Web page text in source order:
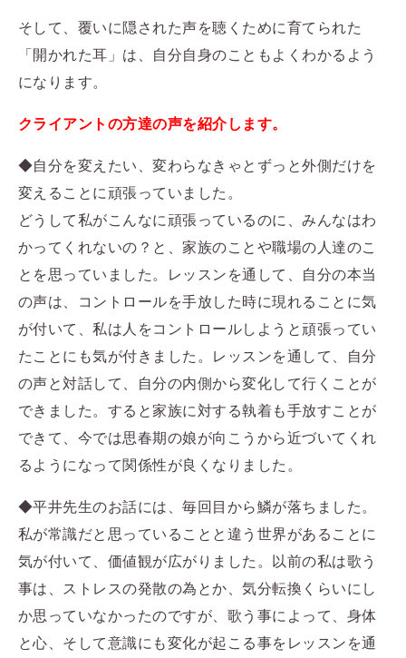
そして、覆いに隠された声を聴くために育てられた
「開かれた耳」は、自分自身のこともよくわかるよう
になります。
クライアントの方達の声を紹介します。
◆自分を変えたい、変わらなきゃとずっと外側だけを
変えることに頑張っていました。
どうして私がこんなに頑張っているのに、みんなはわ
かってくれないの？と、家族のことや職場の人達のこ
とを思っていました。レッスンを通して、自分の本当
の声は、コントロールを手放した時に現れることに気
が付いて、私は人をコントロールしようと頑張ってい
たことにも気が付きました。レッスンを通して、自分
の声と対話して、自分の内側から変化して行くことが
できました。すると家族に対する執着も手放すことが
できて、今では思春期の娘が向こうから近づいてくれ
るようになって関係性が良くなりました。
◆平井先生のお話には、毎回目から鱗が落ちました。
私が常識だと思っていることと違う世界があることに
気が付いて、価値観が広がりました。以前の私は歌う
事は、ストレスの発散の為とか、気分転換くらいにし
か思っていなかったのですが、歌う事によって、身体
と心、そして意識にも変化が起こる事をレッスンを通